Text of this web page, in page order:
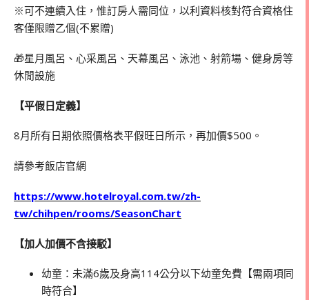
※可不連續入住，惟訂房人需同位，以利資料核對符合資格住
客僅限贈乙個(不累贈)
🎁星月風呂、心采風呂、天幕風呂、泳池、射箭場、健身房等
休閒設施
【平假日定義】
8月所有日期依照價格表平假旺日所示，再加價$500。
請參考飯店官網
https://www.hotelroyal.com.tw/zh-
tw/chihpen/rooms/SeasonChart
【加人加價不含接駁】
幼童：未滿6歲及身高114公分以下幼童免費【需兩項同
時符合】